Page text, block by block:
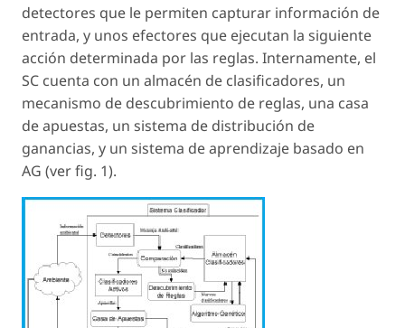
detectores que le permiten capturar información de
entrada, y unos efectores que ejecutan la siguiente
acción determinada por las reglas. Internamente, el
SC cuenta con un almacén de clasificadores, un
mecanismo de descubrimiento de reglas, una casa
de apuestas, un sistema de distribución de
ganancias, y un sistema de aprendizaje basado en
AG (ver fig. 1).